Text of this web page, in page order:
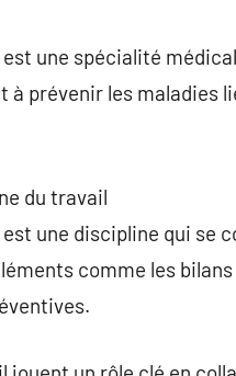
une spécialité
à prévenir les maladies
du travail
une discipline qui se
comme les